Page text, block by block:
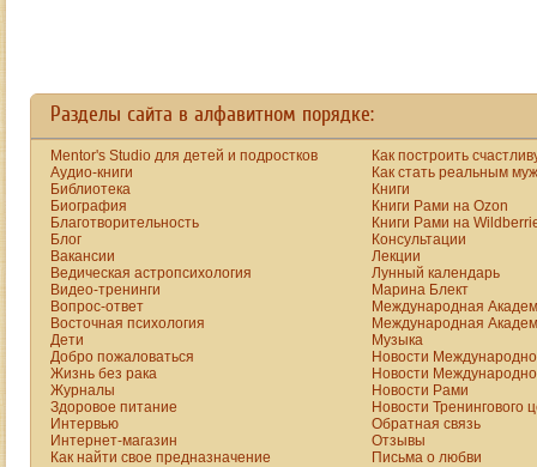
Разделы сайта в алфавитном порядке:
Mentor's Studio для детей и подростков
Аудио-книги
Библиотека
Биография
Благотворительность
Блог
Вакансии
Ведическая астропсихология
Видео-тренинги
Вопрос-ответ
Восточная психология
Дети
Добро пожаловаться
Жизнь без рака
Журналы
Здоровое питание
Интервью
Интернет-магазин
Как найти свое предназначение
Как построить
Как стать реальным
Книги
Книги Рами на Ozon
Книги Рами на
Консультации
Лекции
Лунный календарь
Марина Блект
Международная
Международная
Музыка
Новости
Новости
Новости Рами
Новости Тренингового
Обратная связь
Отзывы
Письма о любви